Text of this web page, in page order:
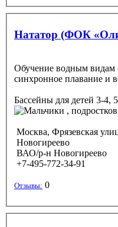
Нататор (ФОК
Обучение водным видам
синхронное плавание и
Бассейны для детей 3-4,
,
Москва, Фрязевская
Новогиреево
ВАО/р-н Новогиреево
+7-495-772-34-91
Отзывы: 0